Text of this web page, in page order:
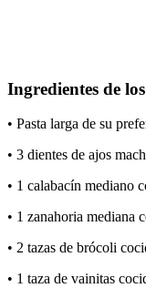
Ingredientes de
• Pasta larga de su
• 3 dientes de ajos
• 1 calabacín mediano
• 1 zanahoria mediana
• 2 tazas de brócoli
• 1 taza de vainitas